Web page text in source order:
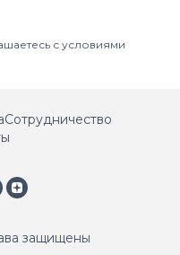
с условиями
Сотрудничество
защищены